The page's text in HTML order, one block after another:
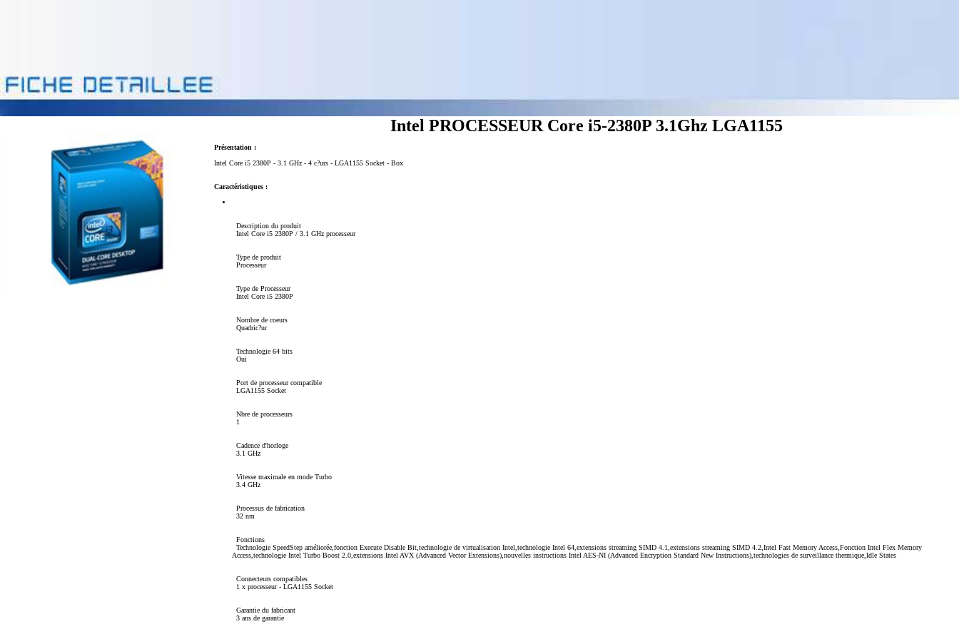
Intel PROCESSEUR Core i5-2380P 3.1Ghz LGA1155
Présentation :
Intel Core i5 2380P - 3.1 GHz - 4 c?urs - LGA1155 Socket - Box
Caractéristiques :
Description du produit
Intel Core i5 2380P / 3.1 GHz processeur
Type de produit
Processeur
Type de Processeur
Intel Core i5 2380P
Nombre de coeurs
Quadric?ur
Technologie 64 bits
Oui
Port de processeur compatible
LGA1155 Socket
Nbre de processeurs
1
Cadence d'horloge
3.1 GHz
Vitesse maximale en mode Turbo
3.4 GHz
Processus de fabrication
32 nm
Fonctions
Technologie SpeedStep améliorée,fonction Execute Disable Bit,technologie de virtualisation Intel,technologie Intel 64,extensions streaming SIMD 4.1,extensions streaming SIMD 4.2,Intel Fast Memory Access,Fonction Intel Flex Memory
Access,technologie Intel Turbo Boost 2.0,extensions Intel AVX (Advanced Vector Extensions),nouvelles instructions Intel AES-NI (Advanced Encryption Standard New Instructions),technologies de surveillance thermique,Idle States
Connecteurs compatibles
1 x processeur - LGA1155 Socket
Garantie du fabricant
3 ans de garantie